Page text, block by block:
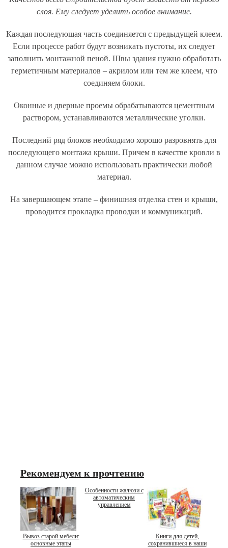
слоя. Ему следует уделить особое внимание.
Каждая последующая часть соединяется с предыдущей клеем.
Если процессе работ будут возникать пустоты, их следует
заполнить монтажной пеной. Швы здания нужно обработать
герметичным материалов – акрилом или тем же клеем, что
соединяем блоки.
Оконные и дверные проемы обрабатываются цементным
раствором, устанавливаются металлические уголки.
Последний ряд блоков необходимо хорошо разровнять для
последующего монтажа крыши. Причем в качестве кровли в
данном случае можно использовать практически любой
материал.
На завершающем этапе – финишная отделка стен и крыши,
проводится прокладка проводки и коммуникаций.
Рекомендуем к прочтению
Вывоз старой мебели:
основные этапы
Особенности жалюзи с
автоматическим
управлением
Книги для детей,
сохранившиеся в наши